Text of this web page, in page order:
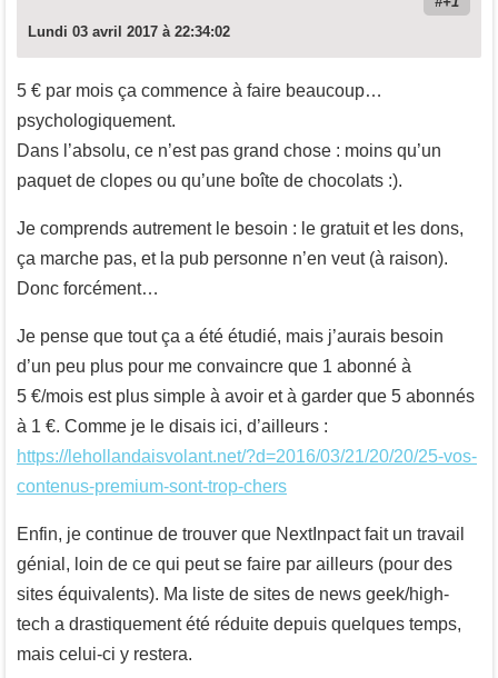
Lundi 03 avril 2017 à 22:34:02
5 € par mois ça commence à faire beaucoup…
psychologiquement.
Dans l’absolu, ce n’est pas grand chose : moins qu’un
paquet de clopes ou qu’une boîte de chocolats :).
Je comprends autrement le besoin : le gratuit et les dons,
ça marche pas, et la pub personne n’en veut (à raison).
Donc forcément…
Je pense que tout ça a été étudié, mais j’aurais besoin
d’un peu plus pour me convaincre que 1 abonné à
5 €/mois est plus simple à avoir et à garder que 5 abonnés
à 1 €. Comme je le disais ici, d’ailleurs :
https://lehollandaisvolant.net/?d=2016/03/21/20/20/25-vos-
contenus-premium-sont-trop-chers
Enfin, je continue de trouver que NextInpact fait un travail
génial, loin de ce qui peut se faire par ailleurs (pour des
sites équivalents). Ma liste de sites de news geek/high-
tech a drastiquement été réduite depuis quelques temps,
mais celui-ci y restera.